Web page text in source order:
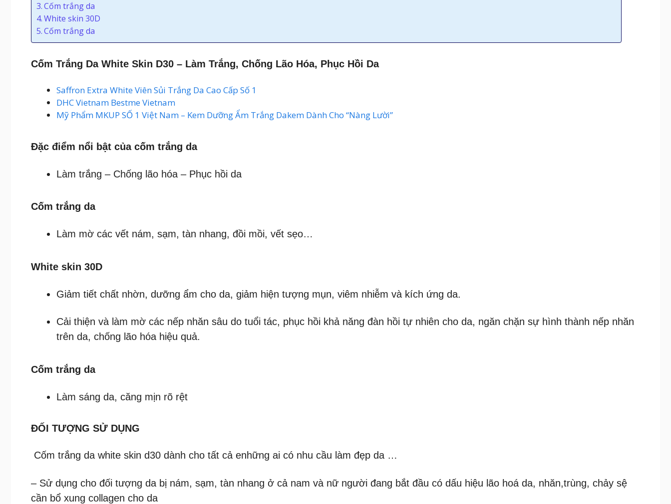
Cốm trắng da
White skin 30D
Cốm trắng da
Cốm Trắng Da White Skin D30 – Làm Trắng, Chống Lão Hóa, Phục Hồi Da
Saffron Extra White Viên Sủi Trắng Da Cao Cấp Số 1
DHC Vietnam Bestme Vietnam
Mỹ Phẩm MKUP SỐ 1 Việt Nam – Kem Dưỡng Ẩm Trắng Dakem Dành Cho “Nàng Lười”
Đặc điểm nổi bật của cốm trắng da
Làm trắng – Chống lão hóa – Phục hồi da
Cốm trắng da
Làm mờ các vết nám, sạm, tàn nhang, đồi mồi, vết sẹo…
White skin 30D
Giảm tiết chất nhờn, dưỡng ẩm cho da, giảm hiện tượng mụn, viêm nhiễm và kích ứng da.
Cải thiện và làm mờ các nếp nhăn sâu do tuổi tác, phục hồi khả năng đàn hồi tự nhiên cho da, ngăn chặn sự hình thành nếp nhăn
trên da, chống lão hóa hiệu quả.
Cốm trắng da
Làm sáng da, căng mịn rõ rệt
ĐỐI TƯỢNG SỬ DỤNG
Cốm trắng da white skin d30 dành cho tất cả enhững ai có nhu cầu làm đẹp da …
– Sử dụng cho đối tượng da bị nám, sạm, tàn nhang ở cả nam và nữ người đang bắt đầu có dấu hiệu lão hoá da, nhăn,trùng, chảy sệ
cần bổ xung collagen cho da